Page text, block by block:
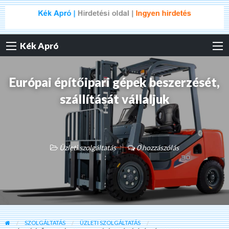
Kék Apró
Európai építőipari gépek beszerzését,
szállítását vállaljuk
Üzleti szolgáltatás 0 hozzászólás
SZOLGÁLTATÁS
ÜZLETI SZOLGÁLTATÁS